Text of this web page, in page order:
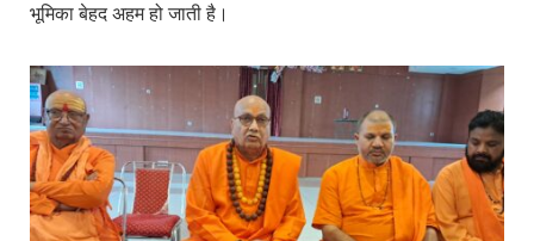
भूमिका बेहद अहम हो जाती है।